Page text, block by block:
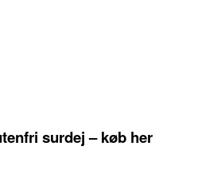
surdej – køb her